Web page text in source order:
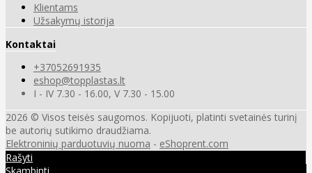
Klientams
Užsakymų istorija
Kontaktai
+37052691935
eshop@topplastas.lt
I - IV 7.30 - 16.00, V 7.30 - 15.00
2026 © Visos teisės saugomos. Kopijuoti, platinti svetainės turinį
be autorių sutikimo draudžiama.
Elektroninių parduotuvių nuoma - eShoprent.com
Rašyti